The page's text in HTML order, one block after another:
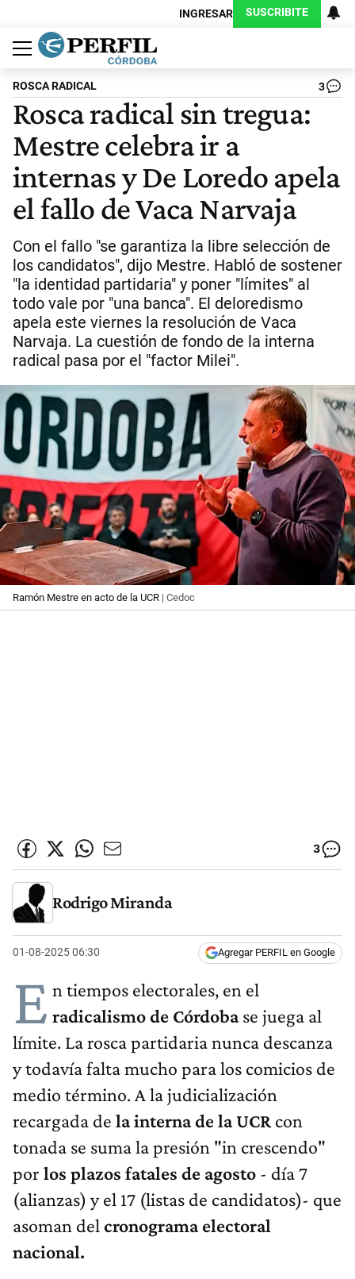
INGRESAR SUSCRIBITE
Política
Economía
Judiciales
Sociedad
Cultura
Espectáculos
Deportes
Protagonistas
ROSCA RADICAL 3
Rosca radical sin tregua:
Mestre celebra ir a
internas y De Loredo apela
el fallo de Vaca Narvaja
Con el fallo "se garantiza la libre selección de
los candidatos", dijo Mestre. Habló de sostener
"la identidad partidaria" y poner "límites" al
todo vale por "una banca". El deloredismo
apela este viernes la resolución de Vaca
Narvaja. La cuestión de fondo de la interna
radical pasa por el "factor Milei".
Ramón Mestre en acto de la UCR | Cedoc
3
Rodrigo Miranda
01-08-2025 06:30 Agregar PERFIL en Google
E n tiempos electorales, en el
radicalismo de Córdobase juega al
límite. La rosca partidaria nunca descanza
y todavía falta mucho para los comicios de
medio término. A la judicialización
recargada de la interna de la UCR con
tonada se suma la presión "in crescendo"
por los plazos fatales de agosto - día 7
(alianzas) y el 17 (listas de candidatos)- que
asoman del cronograma electoral
nacional.